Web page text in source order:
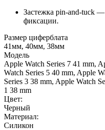
Застежка pin-and-tuck —
фиксации.
Размер циферблата
41мм, 40мм, 38мм
Модель
Apple Watch Series 7 41 mm,
Watch Series 5 40 mm, Apple
Series 3 38 mm, Apple Watch
1 38 mm
Цвет:
Черный
Материал:
Силикон